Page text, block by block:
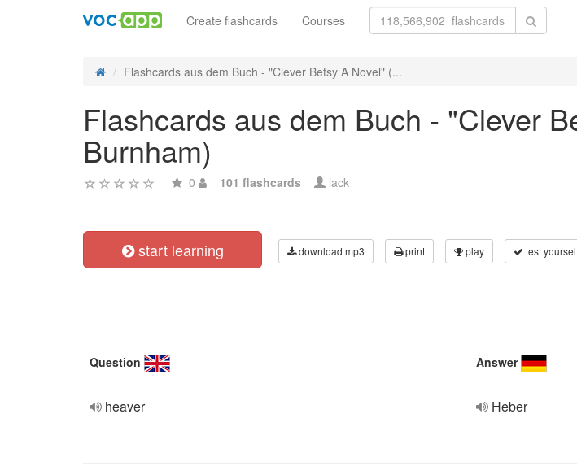
Create flashcards Courses
Flashcards aus dem Buch - "Clever Betsy A Novel" (...
Flashcards aus dem Buch - "Clever
Burnham)
0 101 flashcards lack
start learning download mp3 print play test
Question Answer
heaver Heber